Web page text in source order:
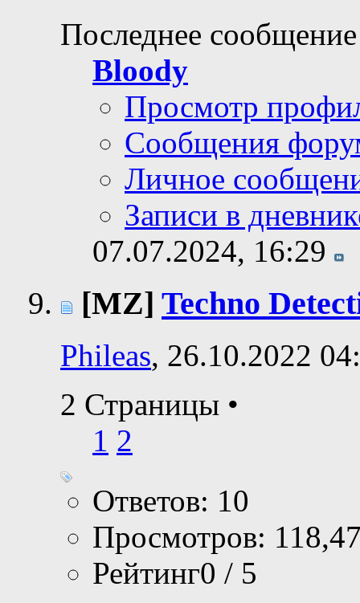
Последнее
Bloody
Просмотр
Сообщения
Личное
Записи в
07.07.2024, 16:29
[MZ] Techno
Phileas, 26.10.2022
2 Страницы •
1 2
Ответов: 10
Просмотров:
Рейтинг0 / 5